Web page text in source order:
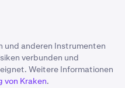
Nachrichten, die
Netzwerk gesendet
über Absender,
Jede Transaktion wird
und anderen Instrumenten
verbunden und
Weitere Informationen
von Kraken.